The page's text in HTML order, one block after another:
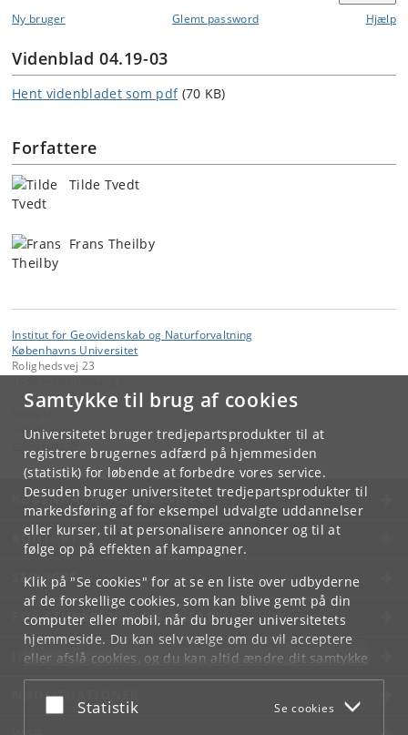
Samtykke til brug af cookies
Universitetet bruger tredjepartsprodukter til at
registrere brugernes adfærd på hjemmesiden
(statistik) for løbende at forbedre vores service.
Desuden bruger universitetet tredjepartsprodukter til
markedsføring af for eksempel udvalgte uddannelser
eller kurser, til at personalisere annoncer og til at
følge op på effekten af kampagner.
Klik på "Se cookies" for at se en liste over udbyderne
af de forskellige cookies, som kan blive gemt på din
computer eller mobil, når du bruger universitetets
hjemmeside. Du kan selv vælge om du vil acceptere
eller afslå cookies, og du kan altid ændre dit samtykke
underCookie- og privatlivspolitiksom du finder i
bunden af hver side.
Acceptér eller afslå
Statistik Se cookies
Ny bruger
Glemt password Hjælp
Videnblad 04.19-03
Hent videnbladet som pdf (70 KB)
Forfattere
Tilde Tvedt
Frans Theilby
Institut for Geovidenskab og Naturforvaltning
Københavns Universitet
Rolighedsvej 23
Videntjenesten
KØBENHAVNS UNIVERSITET
KONTAKT
SERVICES
FOR STUDERENDE OG ANSATTE
JOB OG KARRIERE
NØDSITUATIONER